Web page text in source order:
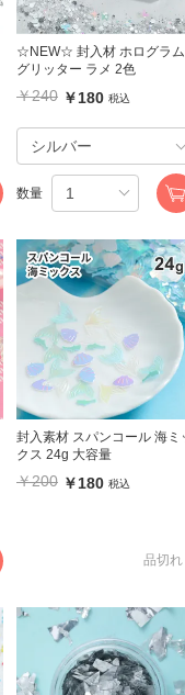
☆NEW☆ 封入材 ホログラム
グリッター ラメ 2色
￥240 ￥180 税込
数量
封入素材 スパンコール 海ミッ
クス 24g 大容量
￥200 ￥180 税込
品切れ